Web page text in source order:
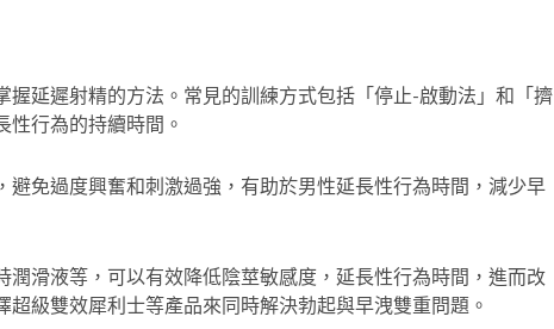
握延遲射精的方法。常見的訓練方式包括「停止-啟動法」和「擠
性行為的持續時間。
避免過度興奮和刺激過強，有助於男性延長性行為時間，減少早
潤滑液等，可以有效降低陰莖敏感度，延長性行為時間，進而改
超級雙效犀利士等產品來同時解決勃起與早洩雙重問題。